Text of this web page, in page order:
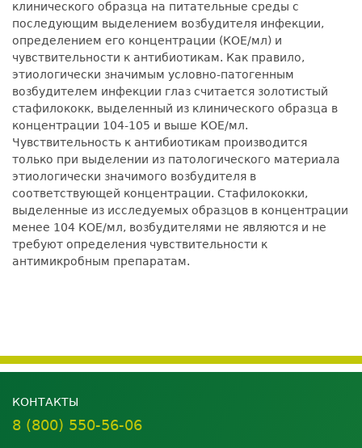
клинического образца на питательные среды с
последующим выделением возбудителя инфекции,
определением его концентрации (КОЕ/мл) и
чувствительности к антибиотикам. Как правило,
этиологически значимым условно-патогенным
возбудителем инфекции глаз считается золотистый
стафилококк, выделенный из клинического образца в
концентрации 104-105 и выше КОЕ/мл.
Чувствительность к антибиотикам производится
только при выделении из патологического материала
этиологически значимого возбудителя в
соответствующей концентрации. Стафилококки,
выделенные из исследуемых образцов в концентрации
менее 104 КОЕ/мл, возбудителями не являются и не
требуют определения чувствительности к
антимикробным препаратам.
КОНТАКТЫ
8 (800) 550-56-06